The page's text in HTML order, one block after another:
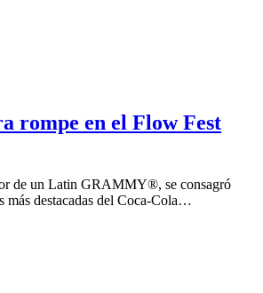
rompe en el Flow Fest
de un Latin GRAMMY®, se consagró
más destacadas del Coca-Cola…